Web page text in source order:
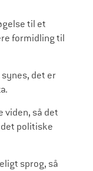
til et
formidling til
det er
viden, så det
politiske
sprog, så